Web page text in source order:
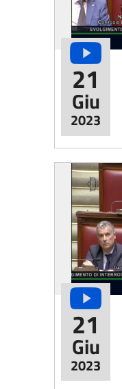
21
Giu
2023
21
Giu
2023